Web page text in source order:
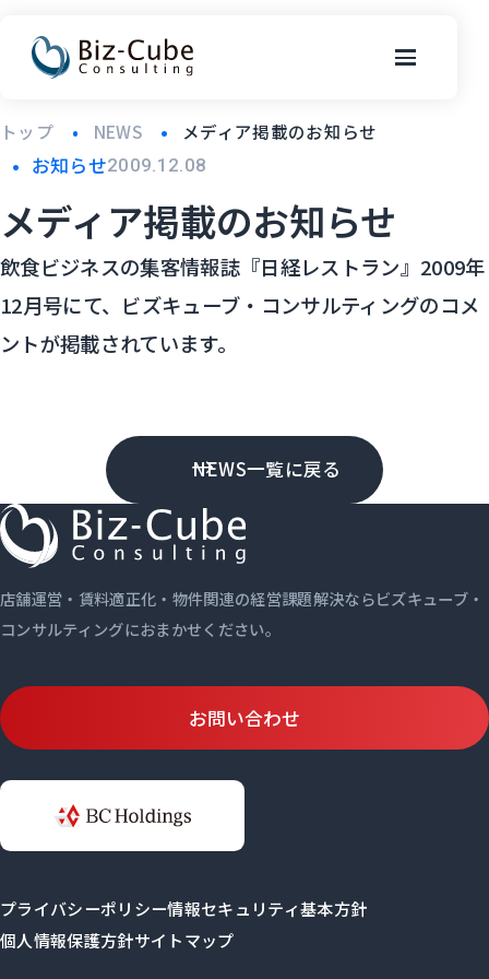
トップ NEWS メディア掲載のお知らせ
お知らせ2009.12.08
メディア掲載のお知らせ
飲食ビジネスの集客情報誌『日経レストラン』2009年
12月号にて、ビズキューブ・コンサルティングのコメ
ントが掲載されています。
NEWS一覧に戻る
店舗運営・賃料適正化・物件関連の経営課題解決ならビズキューブ・
コンサルティングにおまかせください。
お問い合わせ
プライバシーポリシー情報セキュリティ基本方針
個人情報保護方針サイトマップ